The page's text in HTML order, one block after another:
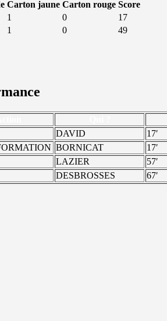
Carton jaune Carton rouge Score
1 0
17
1 0 49
DAVID
17′
BORNICAT
17′
LAZIER
57′
DESBROSSES 67′